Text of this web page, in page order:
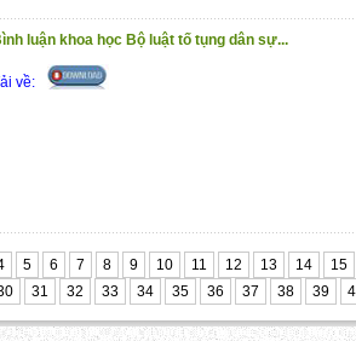
sự
Các quyết định giám đốc
tế
Các quyết định giám đốc
động
thiệu đến bạn đọc !
luận khoa học Bộ luật tố tụng dân sự...
về:
5 6 7 8 9 10 11 12 13 14
15
31 32 33 34 35 36 37 38 39